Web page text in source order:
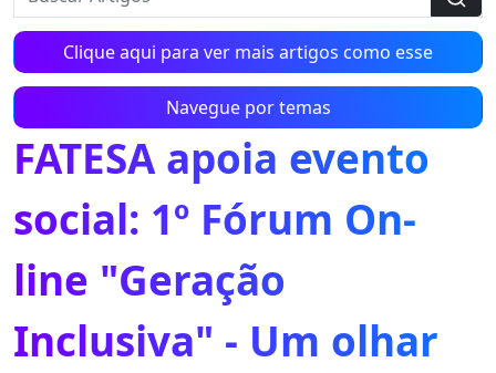
Clique aqui para ver mais artigos como esse
Navegue por temas
FATESA apoia evento
social: 1º Fórum On-
line "Geração
Inclusiva" - Um olhar